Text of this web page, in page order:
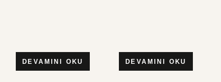
DEVAMINI OKU DEVAMINI OKU